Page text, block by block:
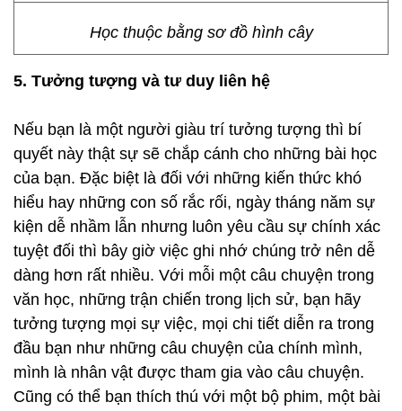
Học thuộc bằng sơ đồ hình cây
5. Tưởng tượng và tư duy liên hệ
Nếu bạn là một người giàu trí tưởng tượng thì bí
quyết này thật sự sẽ chắp cánh cho những bài học
của bạn. Đặc biệt là đối với những kiến thức khó
hiểu hay những con số rắc rối, ngày tháng năm sự
kiện dễ nhầm lẫn nhưng luôn yêu cầu sự chính xác
tuyệt đối thì bây giờ việc ghi nhớ chúng trở nên dễ
dàng hơn rất nhiều. Với mỗi một câu chuyện trong
văn học, những trận chiến trong lịch sử, bạn hãy
tưởng tượng mọi sự việc, mọi chi tiết diễn ra trong
đầu bạn như những câu chuyện của chính mình,
mình là nhân vật được tham gia vào câu chuyện.
Cũng có thể bạn thích thú với một bộ phim, một bài